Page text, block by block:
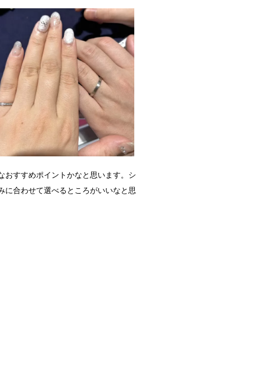
おすすめポイントかなと思います。シ
に合わせて選べるところがいいなと思